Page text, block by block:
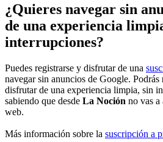
¿Quieres navegar sin
de una experiencia
interrupciones?
Puedes registrarse y disfrutar de una
navegar sin anuncios de Google. Podrás
disfrutar de una experiencia limpia, sin
sabiendo que desde La Noción no vas a
web.
Más información sobre la suscripción a